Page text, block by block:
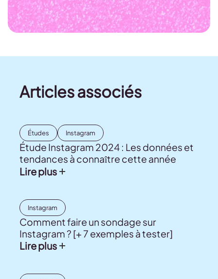
Articles associés
Études Instagram
Étude Instagram 2024 : Les données et
tendances à connaître cette année
Lire plus
Instagram
Comment faire un sondage sur
Instagram ? [+ 7 exemples à tester]
Lire plus